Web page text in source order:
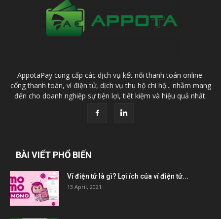
AppotaPay cung cấp các dịch vụ kết nối thanh toán online:
cổng thanh toán, ví điện tử, dịch vụ thu hộ chi hộ... nhằm mang
đến cho doanh nghiệp sự tiện lợi, tiết kiệm và hiệu quả nhất.
BÀI VIẾT PHỔ BIẾN
Ví điện tử là gì? Lợi ích của ví điện tử...
13 April, 2021